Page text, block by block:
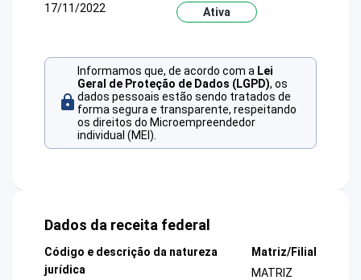
17/11/2022
Ativa
Informamos que, de acordo com a Lei
Geral de Proteção de Dados (LGPD), os
dados pessoais estão sendo tratados de
forma segura e transparente, respeitando
os direitos do Microempreendedor
individual (MEI).
Dados da receita federal
Código e descrição da natureza
jurídica
Matriz/Filial
MATRIZ